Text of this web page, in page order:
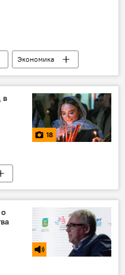
Экономика
автомобили
в
18
Новости
Церковь